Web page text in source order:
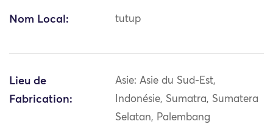
Nom Local: tutup
Lieu de
Fabrication:
Asie: Asie du Sud-Est,
Indonésie, Sumatra, Sumatera
Selatan, Palembang